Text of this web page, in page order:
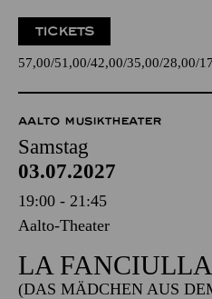
TICKETS
57,00 51,00 42,00 35,00 28,00
AALTO MUSIKTHEATER
Samstag
03.07.2027
19:00 - 21:45
Aalto-Theater
LA
(DAS MÄDCHEN AUS